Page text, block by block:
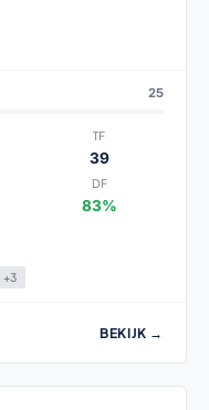
25
TF
39
DF
83%
+3
BEKIJK →